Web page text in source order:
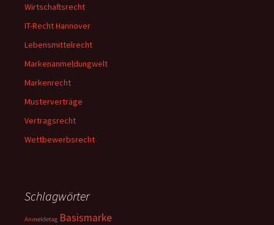
Wirtschaftsrecht
IT-Recht Hannover
Lebensmittelrecht
Markenanmeldungwelt
Markenrecht
Musterverträge
Vertragsrecht
Wettbewerbsrecht
Schlagwörter
Anmeldetag Basismarke